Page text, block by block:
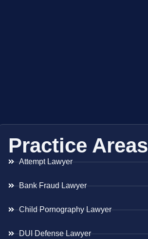
Practice Areas
Attempt Lawyer
Bank Fraud Lawyer
Child Pornography Lawyer
DUI Defense Lawyer